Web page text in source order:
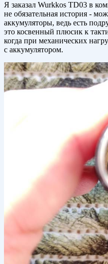
Я заказал Wurkkos TD03 в
не обязательная история -
аккумуляторы, ведь есть
это косвенный плюсик к
когда при механических
с аккумулятором.